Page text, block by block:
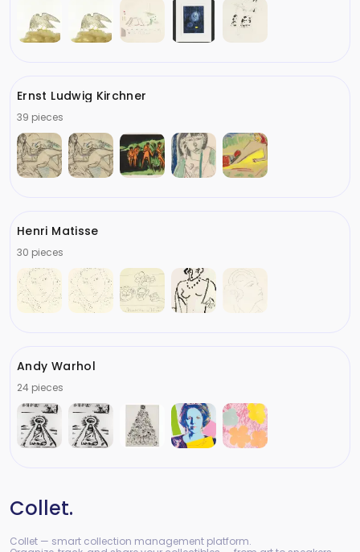
Ernst Ludwig Kirchner
39 pieces
Henri Matisse
30 pieces
Andy Warhol
24 pieces
Collet.
Collet — smart collection management platform.